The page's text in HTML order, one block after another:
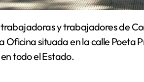
Oficina situada en la calle Poeta
todo el Estado.